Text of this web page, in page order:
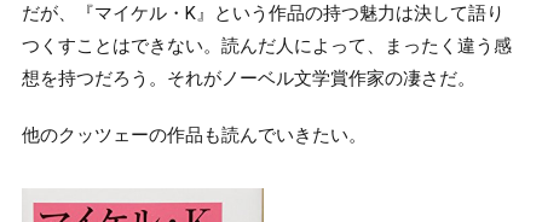
だが、『マイケル・K』という作品の持つ魅力は決して語り
つくすことはできない。読んだ人によって、まったく違う感
想を持つだろう。それがノーベル文学賞作家の凄さだ。
他のクッツェーの作品も読んでいきたい。